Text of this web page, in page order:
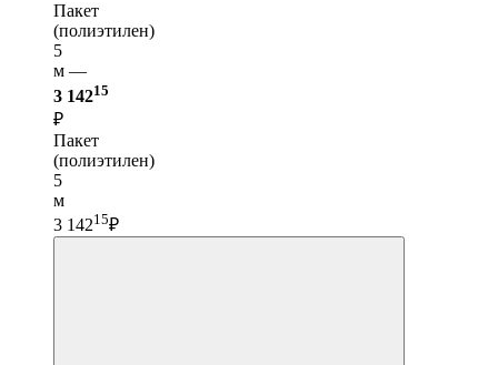
Пакет
(полиэтилен)
5
м —
3 14215
₽
Пакет
(полиэтилен)
5
м
3 14215₽